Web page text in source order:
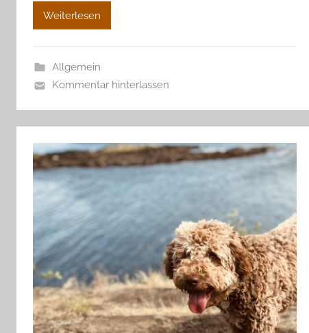
Weiterlesen
Allgemein
Kommentar hinterlassen